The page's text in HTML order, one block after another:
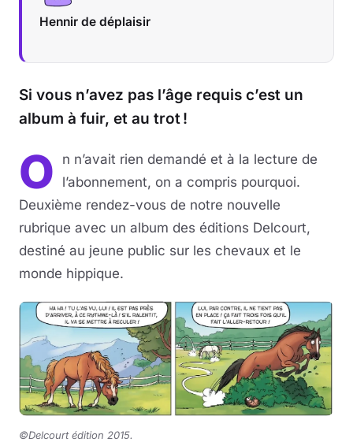
Jeux vidéo
Sciences & Tech
Forum
Hennir de déplaisir
Si vous n’avez pas l’âge requis c’est un
album à fuir, et au trot !
O
n n’avait rien demandé et à la lecture de
l’abonnement, on a compris pourquoi.
Deuxième rendez-vous de notre nouvelle
rubrique avec un album des éditions Delcourt,
destiné au jeune public sur les chevaux et le
monde hippique.
©Delcourt édition 2015.